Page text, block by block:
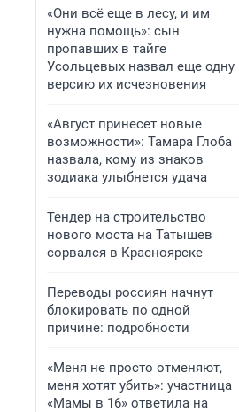
«Они всё еще в лесу, и им
нужна помощь»: сын
пропавших в тайге
Усольцевых назвал еще одну
версию их исчезновения
«Август принесет новые
возможности»: Тамара Глоба
назвала, кому из знаков
зодиака улыбнется удача
Тендер на строительство
нового моста на Татышев
сорвался в Красноярске
Переводы россиян начнут
блокировать по одной
причине: подробности
«Меня не просто отменяют,
меня хотят убить»: участница
«Мамы в 16» ответила на